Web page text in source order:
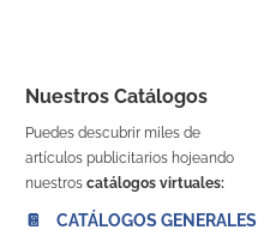
Nuestros Catálogos
Puedes descubrir miles de
artículos publicitarios hojeando
nuestros catálogos virtuales:
📔 CATÁLOGOS GENERALES